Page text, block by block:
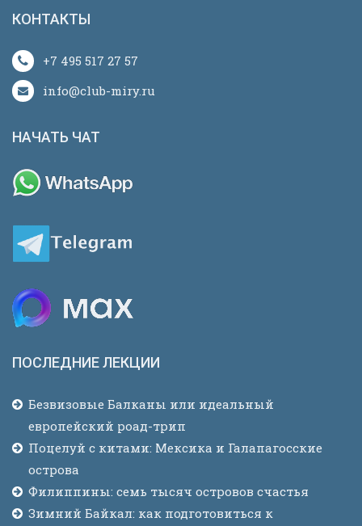
КОНТАКТЫ
+7 495 517 27 57
info@club-miry.ru
НАЧАТЬ ЧАТ
ПОСЛЕДНИЕ ЛЕКЦИИ
Безвизовые Балканы или идеальный
европейский роад-трип
Поцелуй с китами: Мексика и Галапагосские
острова
Филиппины: семь тысяч островов счастья
Зимний Байкал: как подготовиться к